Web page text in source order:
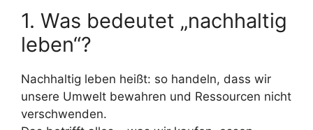
1. Was bedeutet „nachhaltig
leben“?
Nachhaltig leben heißt: so handeln, dass wir
unsere Umwelt bewahren und Ressourcen nicht
verschwenden.